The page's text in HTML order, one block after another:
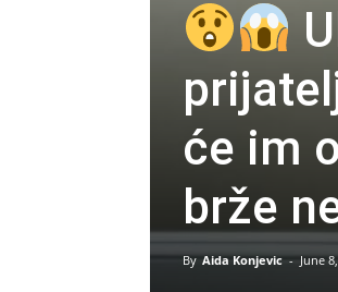
će im
brže
By Aida Konjevic - June